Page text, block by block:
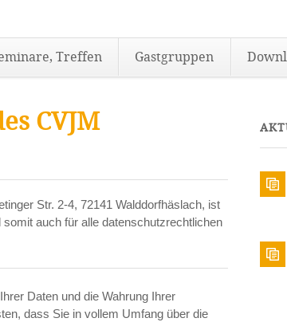
Treffen Gastgruppen
CVJM
Str. 2-4, 72141 Walddorfhäslach, ist
auch für alle datenschutzrechtlichen
Daten und die Wahrung Ihrer
dass Sie in vollem Umfang über die